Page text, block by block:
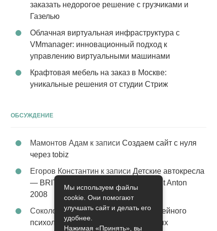
заказать недорогое решение с грузчиками и
Газелью
Облачная виртуальная инфраструктура с
VMmanager: инновационный подход к
управлению виртуальными машинами
Крафтовая мебель на заказ в Москве:
уникальные решения от студии Стриж
ОБСУЖДЕНИЕ
Мамонтов Адам к записиСоздаем сайт с нуля
через tobiz
Егоров Константин к записиДетские автокресла
— BRITAX Evolva 1-2-3 (1-2-3) цвет St Anton
2008
Соколова Эльзак записиУслуги семейного
психолога – стабильность в семейных
Мы используем файлы
cookie. Они помогают
улучшать сайт и делать его
удобнее.
Нажимая «Принять», вы